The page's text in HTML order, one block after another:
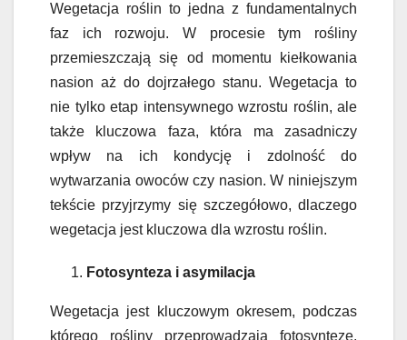
Wegetacja roślin to jedna z fundamentalnych
faz ich rozwoju. W procesie tym rośliny
przemieszczają się od momentu kiełkowania
nasion aż do dojrzałego stanu. Wegetacja to
nie tylko etap intensywnego wzrostu roślin, ale
także kluczowa faza, która ma zasadniczy
wpływ na ich kondycję i zdolność do
wytwarzania owoców czy nasion. W niniejszym
tekście przyjrzymy się szczegółowo, dlaczego
wegetacja jest kluczowa dla wzrostu roślin.
Fotosynteza i asymilacja
Wegetacja jest kluczowym okresem, podczas
którego rośliny przeprowadzają fotosyntezę.